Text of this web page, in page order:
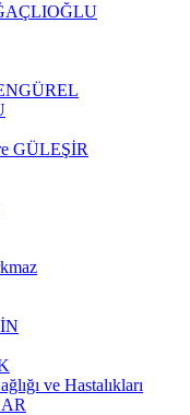
GÜLEŞİR
ve Hastalıkları